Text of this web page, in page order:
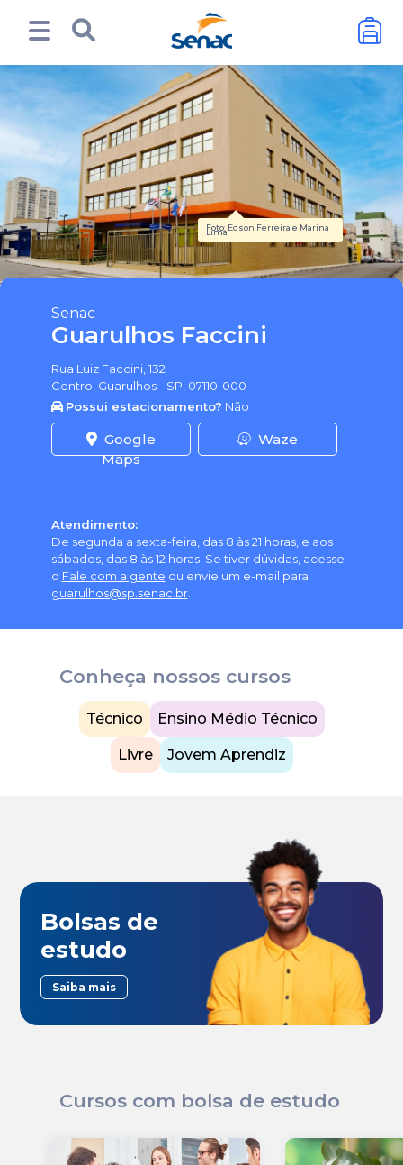
Foto: Edson Ferreira e Marina
Lima
Senac
Guarulhos Faccini
Rua Luiz Faccini, 132
Centro, Guarulhos - SP, 07110-000
Possui estacionamento? Não
Google
Maps
Waze
Atendimento:
De segunda a sexta-feira, das 8 às 21 horas, e aos
sábados, das 8 às 12 horas. Se tiver dúvidas, acesse
o Fale com a gente ou envie um e-mail para
guarulhos@sp.senac.br.
Conheça nossos cursos
Técnico
Livre
Ensino Médio Técnico
Jovem Aprendiz
Bolsas de
estudo
Saiba mais
Cursos com bolsa de estudo